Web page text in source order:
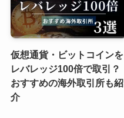
仮想通貨・ビットコインを
レバレッジ100倍で取引？
おすすめの海外取引所も紹
介